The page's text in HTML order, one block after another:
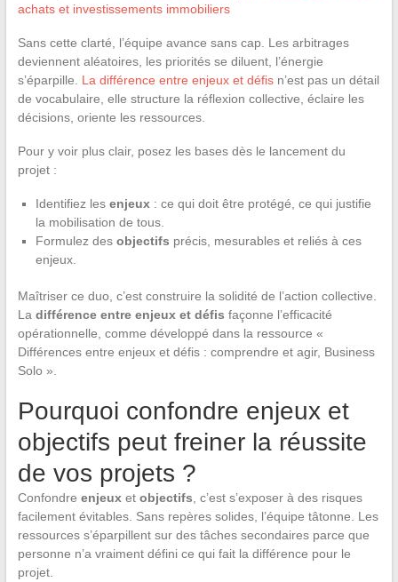
achats et investissements immobiliers
Sans cette clarté, l’équipe avance sans cap. Les arbitrages
deviennent aléatoires, les priorités se diluent, l’énergie
s’éparpille. La différence entre enjeux et défisn’est pas un détail
de vocabulaire, elle structure la réflexion collective, éclaire les
décisions, oriente les ressources.
Pour y voir plus clair, posez les bases dès le lancement du
projet :
Identifiez les enjeux: ce qui doit être protégé, ce qui justifie
la mobilisation de tous.
Formulez des objectifs précis, mesurables et reliés à ces
enjeux.
Maîtriser ce duo, c’est construire la solidité de l’action collective.
La différence entre enjeux et défis façonne l’efficacité
opérationnelle, comme développé dans la ressource «
Différences entre enjeux et défis : comprendre et agir, Business
Solo ».
Pourquoi confondre enjeux et
objectifs peut freiner la réussite
de vos projets ?
Confondre enjeuxet objectifs , c’est s’exposer à des risques
facilement évitables. Sans repères solides, l’équipe tâtonne. Les
ressources s’éparpillent sur des tâches secondaires parce que
personne n’a vraiment défini ce qui fait la différence pour le
projet.